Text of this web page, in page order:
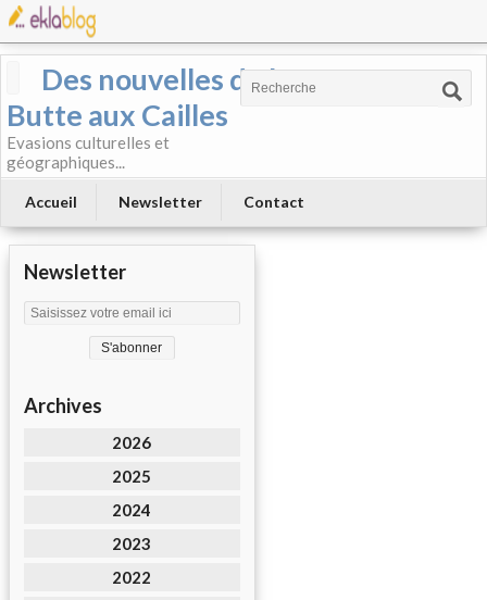
Des nouvelles de la
Butte aux Cailles
Evasions culturelles et
géographiques...
Accueil Newsletter Contact
Newsletter
Archives
2026
2025
2024
2023
2022